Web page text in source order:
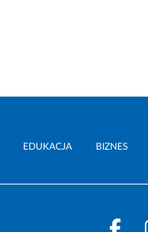
EDUKACJA BIZNES